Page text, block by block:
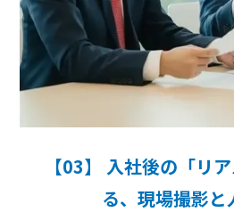
【03】 入社後の「リ
る、現場撮影と